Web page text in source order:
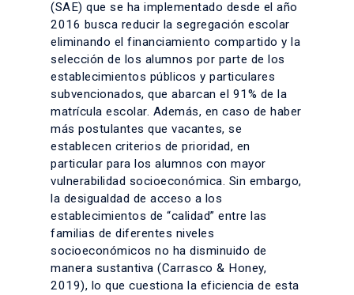
(SAE) que se ha implementado desde el año
2016 busca reducir la segregación escolar
eliminando el financiamiento compartido y la
selección de los alumnos por parte de los
establecimientos públicos y particulares
subvencionados, que abarcan el 91% de la
matrícula escolar. Además, en caso de haber
más postulantes que vacantes, se
establecen criterios de prioridad, en
particular para los alumnos con mayor
vulnerabilidad socioeconómica. Sin embargo,
la desigualdad de acceso a los
establecimientos de “calidad” entre las
familias de diferentes niveles
socioeconómicos no ha disminuido de
manera sustantiva (Carrasco & Honey,
2019), lo que cuestiona la eficiencia de esta